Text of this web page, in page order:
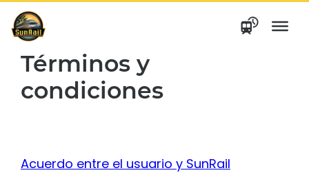
saltar
contenido
Términos y
condiciones
Acuerdo entre el usuario y SunRail